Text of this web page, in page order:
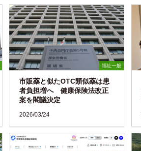
福祉一般
市販薬と似たOTC類似薬は患
者負担増へ 健康保険法改正
案を閣議決定
2026/03/24